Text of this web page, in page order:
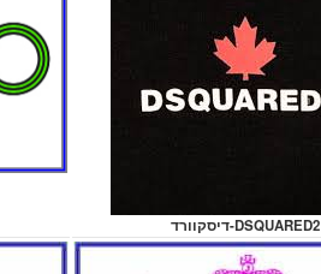
דיסקוורד-DSQUARED2